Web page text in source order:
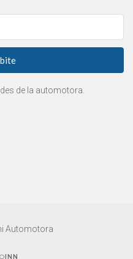
de la automotora.
Automotora
INN